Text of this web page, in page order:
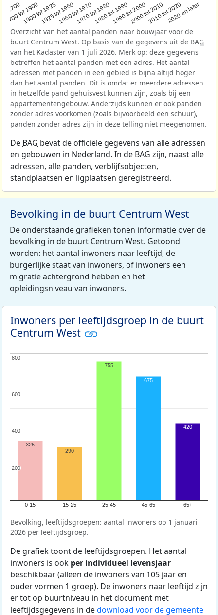
1700
1700 tot 1900
1900 tot 19251925 tot 19501950 tot 19701970 tot 19801980 tot 19901990 tot 20002000 tot 20102010 tot 20202020 en later
Overzicht van het aantal panden naar bouwjaar voor de
buurt Centrum West. Op basis van de gegevens uit de BAG
van het Kadaster van 1 juli 2026. Merk op: deze gegevens
betreffen het aantal panden met een adres. Het aantal
adressen met panden in een gebied is bijna altijd hoger
dan het aantal panden. Dit is omdat er meerdere adressen
in hetzelfde pand gehuisvest kunnen zijn, zoals bij een
appartementengebouw. Anderzijds kunnen er ook panden
zonder adres voorkomen (zoals bijvoorbeeld een schuur),
panden zonder adres zijn in deze telling niet meegenomen.
De BAG bevat de officiële gegevens van alle adressen
en gebouwen in Nederland. In de BAG zijn, naast alle
adressen, alle panden, verblijfsobjecten,
standplaatsen en ligplaatsen geregistreerd.
Bevolking in de buurt Centrum West
De onderstaande grafieken tonen informatie over de
bevolking in de buurt Centrum West. Getoond
worden: het aantal inwoners naar leeftijd, de
burgerlijke staat van inwoners, of inwoners een
migratie achtergrond hebben en het
opleidingsniveau van inwoners.
Inwoners per leeftijdsgroep in de buurt
Centrum West
0-15 15-25 25-45 45-65 65+
200
200
400
400
600
600
800
800
325
290
755
675
420
Bevolking, leeftijdsgroepen: aantal inwoners op 1 januari
2026 per leeftijdsgroep.
De grafiek toont de leeftijdsgroepen. Het aantal
inwoners is ook per individueel levensjaar
beschikbaar (alleen de inwoners van 105 jaar en
ouder vormen 1 groep). De inwoners naar leeftijd zijn
er tot op buurtniveau in het document met
leeftijdsgegevens in dedownload voor de gemeente